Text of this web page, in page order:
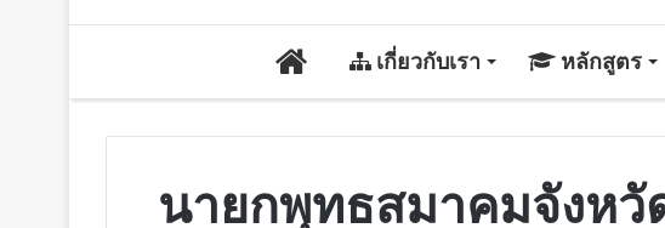
หลัก
เกี่ยวกับเรา หลักสูตร
นายกพุทธสมาคมจังห